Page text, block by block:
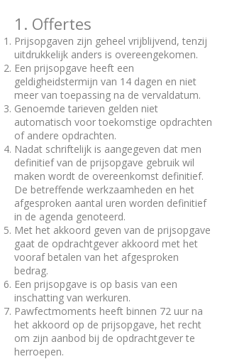
1. Offertes
Prijsopgaven zijn geheel vrijblijvend, tenzij
uitdrukkelijk anders is overeengekomen.
Een prijsopgave heeft een
geldigheidstermijn van 14 dagen en niet
meer van toepassing na de vervaldatum.
Genoemde tarieven gelden niet
automatisch voor toekomstige opdrachten
of andere opdrachten.
Nadat schriftelijk is aangegeven dat men
definitief van de prijsopgave gebruik wil
maken wordt de overeenkomst definitief.
De betreffende werkzaamheden en het
afgesproken aantal uren worden definitief
in de agenda genoteerd.
Met het akkoord geven van de prijsopgave
gaat de opdrachtgever akkoord met het
vooraf betalen van het afgesproken
bedrag.
Een prijsopgave is op basis van een
inschatting van werkuren.
Pawfectmoments heeft binnen 72 uur na
het akkoord op de prijsopgave, het recht
om zijn aanbod bij de opdrachtgever te
herroepen.